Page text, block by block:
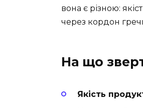
вона є різною:
через кордон
На що
Якість